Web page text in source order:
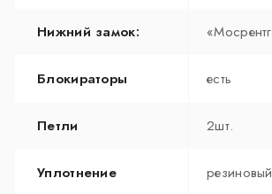
Нижний замок:
Блокираторы есть
Петли 2шт.
Уплотнение